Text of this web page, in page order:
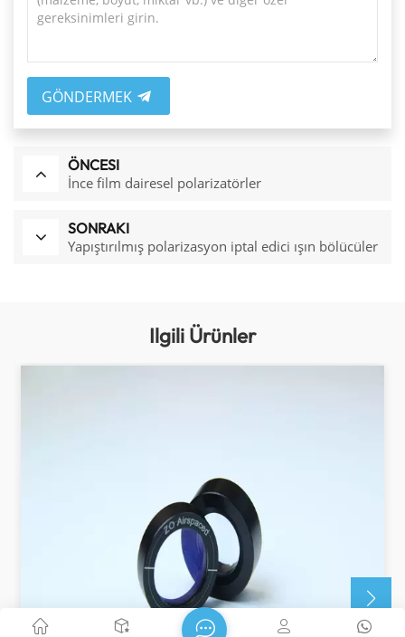
GÖNDERMEK
ÖNCESI
İnce film dairesel polarizatörler
SONRAKI
Yapıştırılmış polarizasyon iptal edici ışın bölücüler
Ilgili Ürünler